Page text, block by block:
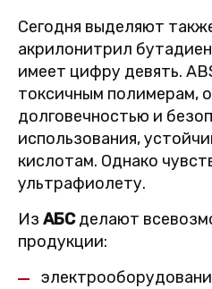
Сегодня выделяют
акрилонитрил
имеет цифру девять.
токсичным полимерам,
долговечностью и
использования,
кислотам. Однако
ультрафиолету.
Из АБСделают
продукции: